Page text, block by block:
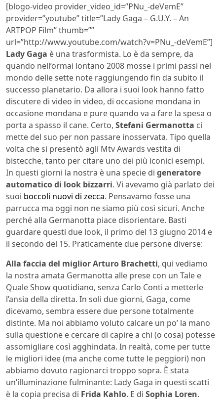
[blogo-video provider_video_id=”PNu_-deVemE”
provider=”youtube” title=”Lady Gaga – G.U.Y. – An
ARTPOP Film” thumb=””
url=”http://www.youtube.com/watch?v=PNu_-deVemE”]
Lady Gaga è una trasformista. Lo è da sempre, da
quando nell’ormai lontano 2008 mosse i primi passi nel
mondo delle sette note raggiungendo fin da subito il
successo planetario. Da allora i suoi look hanno fatto
discutere di video in video, di occasione mondana in
occasione mondana e pure quando va a fare la spesa o
porta a spasso il cane. Certo, Stefani Germanotta ci
mette del suo per non passare inosservata. Tipo quella
volta che si presentò agli Mtv Awards vestita di
bistecche, tanto per citare uno dei più iconici esempi.
In questi giorni la nostra è una specie di generatore
automatico di look bizzarri. Vi avevamo già parlato dei
suoi boccoli nuovi di zecca. Pensavamo fosse una
parrucca ma oggi non ne siamo più così sicuri. Anche
perché alla Germanotta piace disorientare. Basti
guardare questi due look, il primo del 13 giugno 2014 e
il secondo del 15. Praticamente due persone diverse:
Alla faccia del miglior Arturo Brachetti, qui vediamo
la nostra amata Germanotta alle prese con un Tale e
Quale Show quotidiano, senza Carlo Conti a metterle
l’ansia della diretta. In soli due giorni, Gaga, come
dicevamo, sembra essere due persone totalmente
distinte. Ma noi abbiamo voluto calcare un po’ la mano
sulla questione e cercare di capire a chi (o cosa) potesse
assomigliare così agghindata. In realtà, come per tutte
le migliori idee (ma anche come tutte le peggiori) non
abbiamo dovuto ragionarci troppo sopra. È stata
un’illuminazione fulminante: Lady Gaga in questi scatti
è la copia precisa di Frida Kahlo. E di Sophia Loren.